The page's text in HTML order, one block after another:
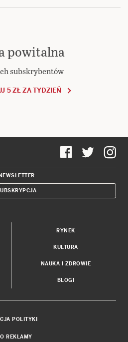
powitalna
subskrybentów
5 ZŁ ZA TYDZIEŃ
RYNEK
KULTURA
NAUKA I ZDROWIE
BLOGI
POLITYKI
REKLAMY